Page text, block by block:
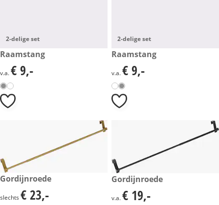
2-delige set
€ 9,-
Raamstang
€ 9,-
v.a.€ 9,-
2-delige set
€ 9,-
Raamstang
€ 9,-
v.a.€ 9,-
€ 23,-
Gordijnroede
€ 23,-
slechts € 23,-
€ 19,-
Gordijnroede
€ 19,-
v.a.€ 19,-